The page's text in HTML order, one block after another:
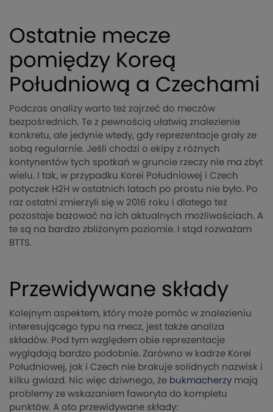
Ostatnie mecze
pomiędzy Koreą
Południową a Czechami
Podczas analizy warto też zajrzeć do meczów
bezpośrednich. Te z pewnością ułatwią znalezienie
konkretu, ale jedynie wtedy, gdy reprezentacje grały ze
sobą regularnie. Jeśli chodzi o ekipy z różnych
kontynentów tych spotkań w gruncie rzeczy nie ma zbyt
wielu. I tak, w przypadku Korei Południowej i Czech
potyczek H2H w ostatnich latach po prostu nie było. Po
raz ostatni zmierzyli się w 2016 roku i dlatego też
pozostaje bazować na ich aktualnych możliwościach. A
te są na bardzo zbliżonym poziomie. I stąd rozważam
BTTS.
Przewidywane składy
Kolejnym aspektem, który może pomóc w znalezieniu
interesującego typu na mecz, jest także analiza
składów. Pod tym względem obie reprezentacje
wyglądają bardzo podobnie. Zarówno w kadrze Korei
Południowej, jak i Czech nie brakuje solidnych nazwisk i
kilku gwiazd. Nic więc dziwnego, że bukmacherzy mają
problemy ze wskazaniem faworyta do kompletu
punktów. A oto przewidywane składy: